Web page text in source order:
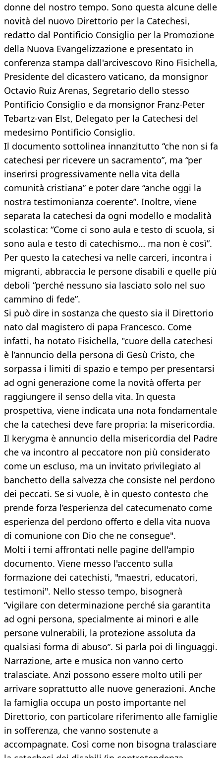
donne del nostro tempo. Sono questa alcune delle
novità del nuovo Direttorio per la Catechesi,
redatto dal Pontificio Consiglio per la Promozione
della Nuova Evangelizzazione e presentato in
conferenza stampa dall'arcivescovo Rino Fisichella,
Presidente del dicastero vaticano, da monsignor
Octavio Ruiz Arenas, Segretario dello stesso
Pontificio Consiglio e da monsignor Franz-Peter
Tebartz-van Elst, Delegato per la Catechesi del
medesimo Pontificio Consiglio.
Il documento sottolinea innanzitutto “che non si fa
catechesi per ricevere un sacramento”, ma “per
inserirsi progressivamente nella vita della
comunità cristiana” e poter dare “anche oggi la
nostra testimonianza coerente”. Inoltre, viene
separata la catechesi da ogni modello e modalità
scolastica: “Come ci sono aula e testo di scuola, si
sono aula e testo di catechismo… ma non è così”.
Per questo la catechesi va nelle carceri, incontra i
migranti, abbraccia le persone disabili e quelle più
deboli “perché nessuno sia lasciato solo nel suo
cammino di fede”.
Si può dire in sostanza che questo sia il Direttorio
nato dal magistero di papa Francesco. Come
infatti, ha notato Fisichella, "cuore della catechesi
è l’annuncio della persona di Gesù Cristo, che
sorpassa i limiti di spazio e tempo per presentarsi
ad ogni generazione come la novità offerta per
raggiungere il senso della vita. In questa
prospettiva, viene indicata una nota fondamentale
che la catechesi deve fare propria: la misericordia.
Il kerygma è annuncio della misericordia del Padre
che va incontro al peccatore non più considerato
come un escluso, ma un invitato privilegiato al
banchetto della salvezza che consiste nel perdono
dei peccati. Se si vuole, è in questo contesto che
prende forza l’esperienza del catecumenato come
esperienza del perdono offerto e della vita nuova
di comunione con Dio che ne consegue".
Molti i temi affrontati nelle pagine dell'ampio
documento. Viene messo l'accento sulla
formazione dei catechisti, "maestri, educatori,
testimoni". Nello stesso tempo, bisognerà
“vigilare con determinazione perché sia garantita
ad ogni persona, specialmente ai minori e alle
persone vulnerabili, la protezione assoluta da
qualsiasi forma di abuso”. Si parla poi di linguaggi.
Narrazione, arte e musica non vanno certo
tralasciate. Anzi possono essere molto utili per
arrivare soprattutto alle nuove generazioni. Anche
la famiglia occupa un posto importante nel
Direttorio, con particolare riferimento alle famiglie
in sofferenza, che vanno sostenute a
accompagnate. Così come non bisogna tralasciare